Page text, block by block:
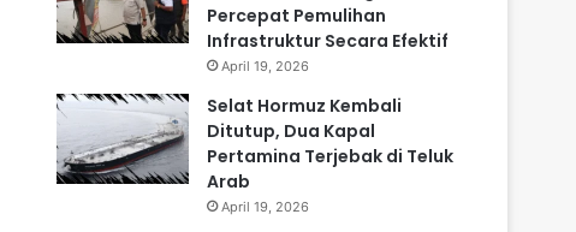
Percepat Pemulihan
Infrastruktur Secara Efektif
April 19, 2026
Selat Hormuz Kembali
Ditutup, Dua Kapal
Pertamina Terjebak di Teluk
Arab
April 19, 2026